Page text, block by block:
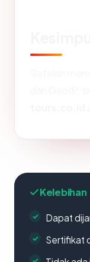
Kelebihan
Dapat
Sertifikat